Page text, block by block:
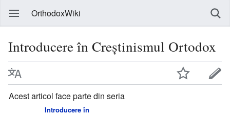
OrthodoxWiki
Introducere în Creștinismul Ortodox
Acest articol face parte din seria
Introducere în